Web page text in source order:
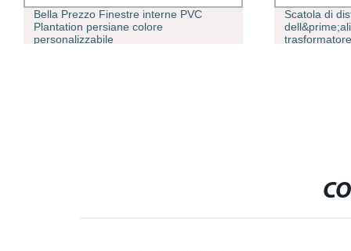
Bella Prezzo Finestre interne PVC
Plantation persiane colore
personalizzabile
Scatola di